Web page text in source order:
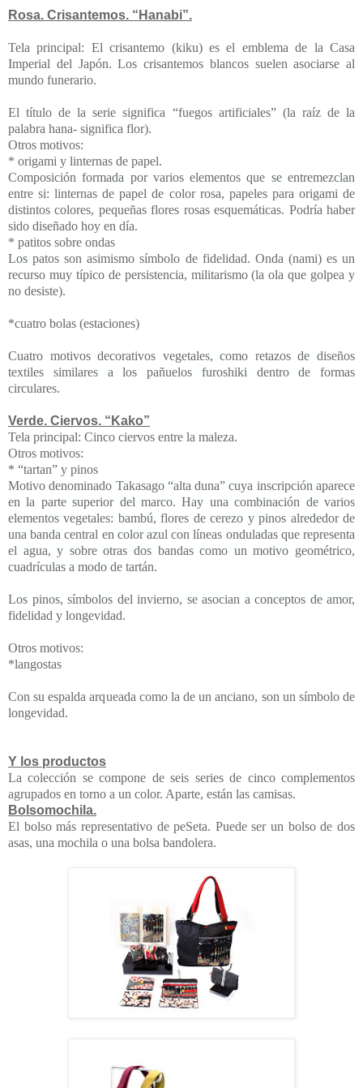
Rosa. Crisantemos. “Hanabi”.
Tela principal: El crisantemo (kiku) es el emblema de la Casa
Imperial del Japón. Los crisantemos blancos suelen asociarse al
mundo funerario.
El título de la serie significa “fuegos artificiales” (la raíz de la
palabra hana- significa flor).
Otros motivos:
* origami y linternas de papel.
Composición formada por varios elementos que se entremezclan
entre si: linternas de papel de color rosa, papeles para origami de
distintos colores, pequeñas flores rosas esquemáticas. Podría haber
sido diseñado hoy en día.
* patitos sobre ondas
Los patos son asimismo símbolo de fidelidad. Onda (nami) es un
recurso muy típico de persistencia, militarismo (la ola que golpea y
no desiste).
*cuatro bolas (estaciones)
Cuatro motivos decorativos vegetales, como retazos de diseños
textiles similares a los pañuelos furoshiki dentro de formas
circulares.
Verde. Ciervos. “Kako”
Tela principal: Cinco ciervos entre la maleza.
Otros motivos:
* “tartan” y pinos
Motivo denominado Takasago “alta duna” cuya inscripción aparece
en la parte superior del marco. Hay una combinación de varios
elementos vegetales: bambú, flores de cerezo y pinos alrededor de
una banda central en color azul con líneas onduladas que representa
el agua, y sobre otras dos bandas como un motivo geométrico,
cuadrículas a modo de tartán.
Los pinos, símbolos del invierno, se asocian a conceptos de amor,
fidelidad y longevidad.
Otros motivos:
*langostas
Con su espalda arqueada como la de un anciano, son un símbolo de
longevidad.
Y los productos
La colección se compone de seis series de cinco complementos
agrupados en torno a un color. Aparte, están las camisas.
Bolsomochila.
El bolso más representativo de peSeta. Puede ser un bolso de dos
asas, una mochila o una bolsa bandolera.